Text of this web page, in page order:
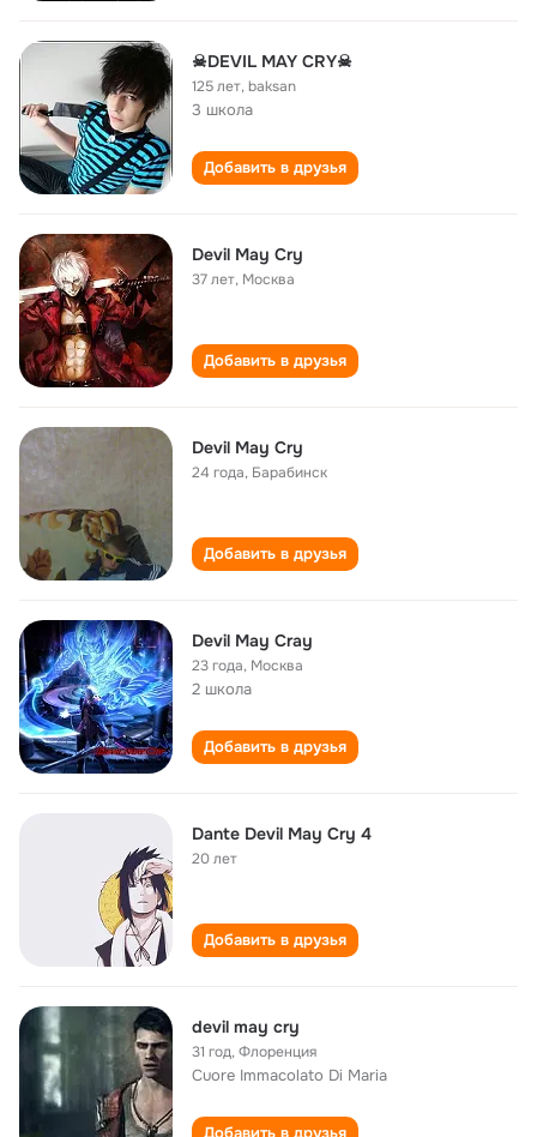
☠DEVIL MAY CRY☠
125 лет,baksan
3 школа
Добавить в друзья
Devil May Cry
37 лет, Москва
Добавить в друзья
Devil May Cry
24 года, Барабинск
Добавить в друзья
Devil May Cray
23 года, Москва
2 школа
Добавить в друзья
Dante Devil May Cry 4
20 лет
Добавить в друзья
devil may cry
31 год,Флоренция
Cuore Immacolato Di Maria
Добавить в друзья